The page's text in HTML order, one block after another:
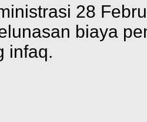
28
biaya
infaq.